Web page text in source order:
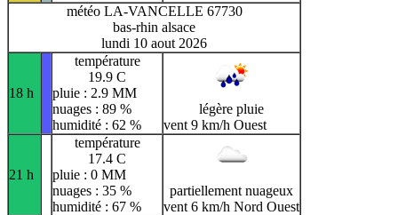
météo LA-VANCELLE 67730
bas-rhin alsace
lundi 10 aout 2026
18 h
température
19.9 C
pluie : 2.9 MM
nuages : 89 %
humidité : 62 %
légère pluie
vent 9 km/h Ouest
21 h
température
17.4 C
pluie : 0 MM
nuages : 35 %
humidité : 67 %
partiellement nuageux
vent 6 km/h Nord Ouest